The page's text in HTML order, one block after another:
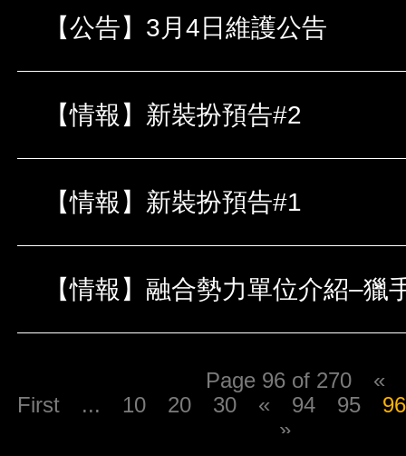
【公告】3月4日維護公告
【情報】新裝扮預告#2
【情報】新裝扮預告#1
Page 96 of 270
«
First
... 10 20 30 « 94 95
96
»